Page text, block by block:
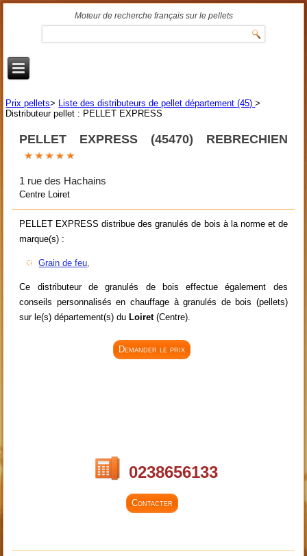
Moteur de recherche français sur le pellets
Prix pellets> Liste des distributeurs de pellet département (45)>
Distributeur pellet : PELLET EXPRESS
PELLET EXPRESS (45470) REBRECHIEN
1 rue des Hachains
Centre Loiret
PELLET EXPRESS distribue des granulés de bois à la norme et de
marque(s) :
Grain de feu,
Ce distributeur de granulés de bois effectue également des
conseils personnalisés en chauffage à granulés de bois (pellets)
sur le(s) département(s) du Loiret(Centre).
Demander le prix
0238656133
Contacter